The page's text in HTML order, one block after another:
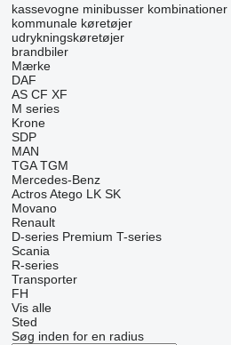
kassevogne minibusser kombinationer
kommunale køretøjer
udrykningskøretøjer
brandbiler
Mærke
DAF
AS CF XF
M series
Krone
SDP
MAN
TGA TGM
Mercedes-Benz
Actros Atego LK SK
Movano
Renault
D-series Premium T-series
Scania
R-series
Transporter
FH
Vis alle
Sted
Søg inden for en radius